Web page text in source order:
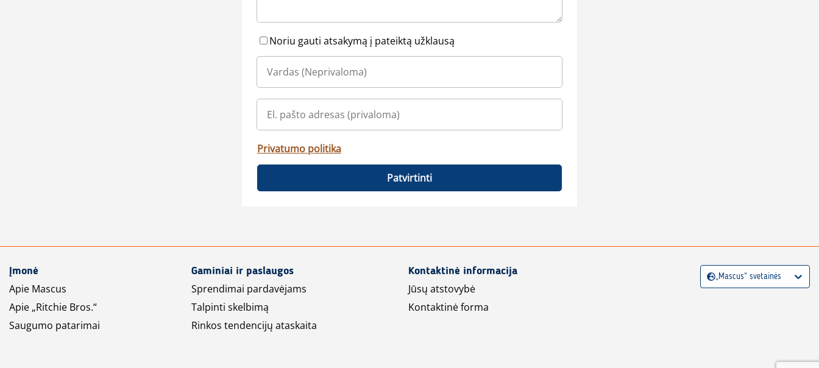
Noriu gauti atsakymą į pateiktą užklausą
Privatumo politika
Patvirtinti
Įmonė
Apie Mascus
Apie „Ritchie Bros.“
Saugumo patarimai
Gaminiai ir paslaugos
Sprendimai pardavėjams
Talpinti skelbimą
Rinkos tendencijų ataskaita
Kontaktinė informacija
Jūsų atstovybė
Kontaktinė forma
„Mascus“ svetainės